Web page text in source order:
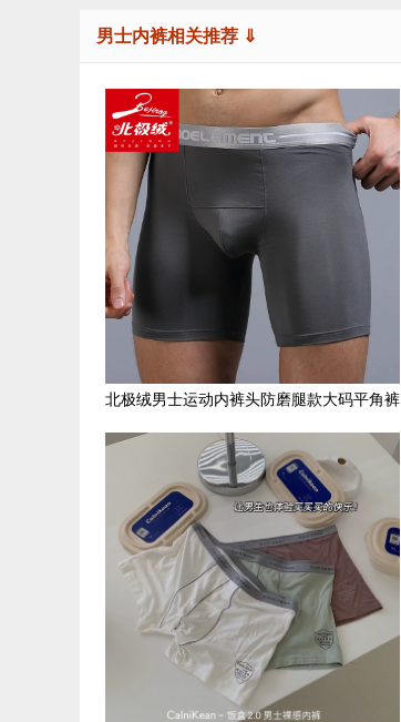
男士内裤相关推荐 ⇓
北极绒男士运动内裤头防磨腿款大码平角裤
衩长腿肥佬裤加大四角裤